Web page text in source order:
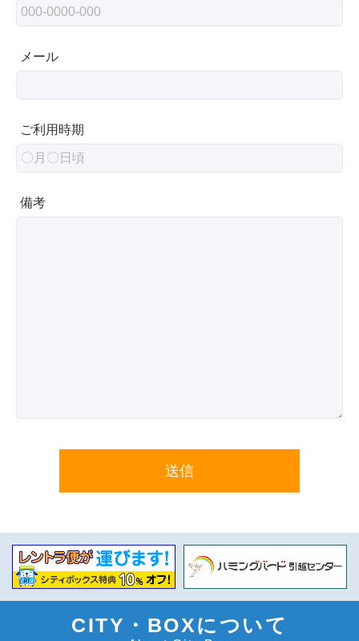
メール
ご利用時期
備考
CITY・BOXについて